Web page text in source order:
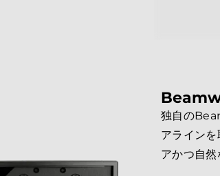
独自の
アライン
アかつ自然